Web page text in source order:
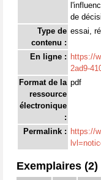
de
Type de
contenu :
essai,
En ligne : https://
2ad9-
Format de la
ressource
électronique
:
pdf
Permalink : https://
Exemplaires (2)